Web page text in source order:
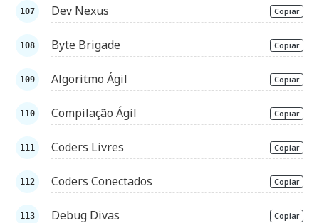
Dev Nexus Copiar
Byte Brigade Copiar
Algoritmo Ágil Copiar
Compilação Ágil Copiar
Coders Livres Copiar
Coders Conectados Copiar
Debug Divas Copiar